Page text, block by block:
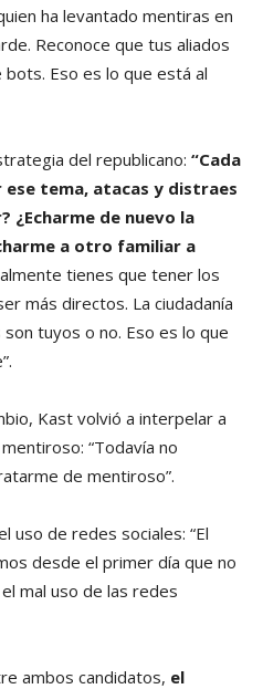
ha levantado mentiras en
Reconoce que tus aliados
Eso es lo que está al
del republicano: “Cada
tema, atacas y distraes
¿Echarme de nuevo la
a otro familiar a
tienes que tener los
más directos. La ciudadanía
tuyos o no. Eso es lo que
Kast volvió a interpelar a
“Todavía no
de mentiroso”.
uso de redes sociales: “El
desde el primer día que no
mal uso de las redes
ambos candidatos, el